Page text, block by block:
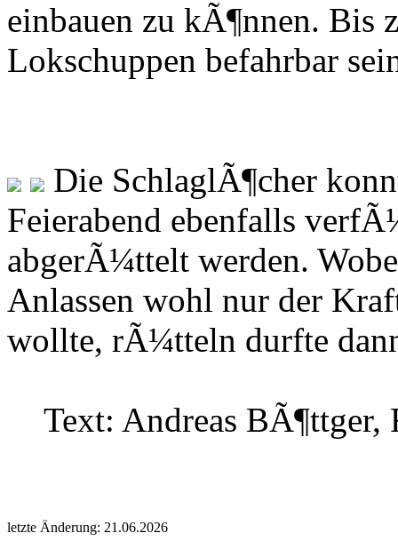
einbauen zu kÃ¶nnen. Bis
Lokschuppen befahrbar
Die SchlaglÃ¶cher
Feierabend ebenfalls
abgerÃ¼ttelt werden.
Anlassen wohl nur der
wollte, rÃ¼tteln durfte
Text: Andreas BÃ¶ttger,
letzte Änderung: 21.06.2026